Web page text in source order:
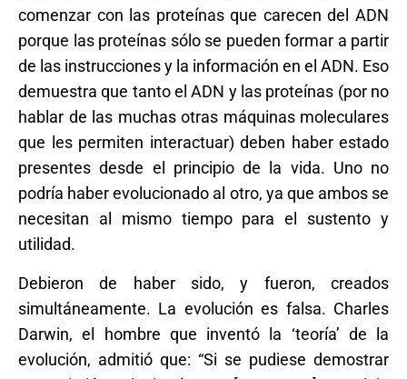
comenzar con las proteínas que carecen del ADN
porque las proteínas sólo se pueden formar a partir
de las instrucciones y la información en el ADN. Eso
demuestra que tanto el ADN y las proteínas (por no
hablar de las muchas otras máquinas moleculares
que les permiten interactuar) deben haber estado
presentes desde el principio de la vida. Uno no
podría haber evolucionado al otro, ya que ambos se
necesitan al mismo tiempo para el sustento y
utilidad.
Debieron de haber sido, y fueron, creados
simultáneamente. La evolución es falsa. Charles
Darwin, el hombre que inventó la ‘teoría’ de la
evolución, admitió que: “Si se pudiese demostrar